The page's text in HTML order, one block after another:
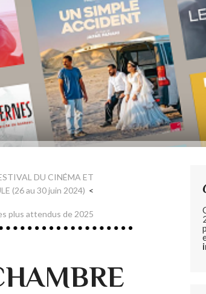
DU CINÉMA ET
(26 au 30 juin 2024)
plus attendus de 2025